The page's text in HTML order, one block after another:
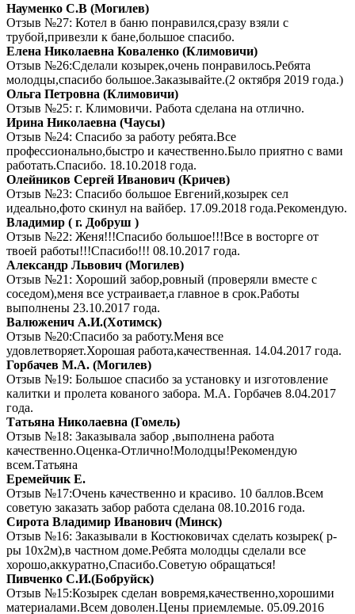
Науменко С.В (Могилев)
Отзыв №27: Котел в баню понравился,сразу взяли с
трубой,привезли к бане,большое спасибо.
Елена Николаевна Коваленко (Климовичи)
Отзыв №26:Сделали козырек,очень понравилось.Ребята
молодцы,спасибо большое.Заказывайте.(2 октября 2019 года.)
Ольга Петровна (Климовичи)
Отзыв №25: г. Климовичи. Работа сделана на отлично.
Ирина Николаевна (Чаусы)
Отзыв №24: Спасибо за работу ребята.Все
профессионально,быстро и качественно.Было приятно с вами
работать.Спасибо. 18.10.2018 года.
Олейников Сергей Иванович (Кричев)
Отзыв №23: Спасибо большое Евгений,козырек сел
идеально,фото скинул на вайбер. 17.09.2018 года.Рекомендую.
Владимир ( г. Добруш )
Отзыв №22: Женя!!!Спасибо большое!!!Все в восторге от
твоей работы!!!Спасибо!!! 08.10.2017 года.
Александр Львович (Могилев)
Отзыв №21: Хороший забор,ровный (проверяли вместе с
соседом),меня все устраивает,а главное в срок.Работы
выполнены 23.10.2017 года.
Валюженич А.И.(Хотимск)
Отзыв №20:Спасибо за работу.Меня все
удовлетворяет.Хорошая работа,качественная. 14.04.2017 года.
Горбачев М.А. (Могилев)
Отзыв №19: Большое спасибо за установку и изготовление
калитки и пролета кованого забора. М.А. Горбачев 8.04.2017
года.
Татьяна Николаевна (Гомель)
Отзыв №18: Заказывала забор ,выполнена работа
качественно.Оценка-Отлично!Молодцы!Рекомендую
всем.Татьяна
Еремейчик Е.
Отзыв №17:Очень качественно и красиво. 10 баллов.Всем
советую заказать забор работа сделана 08.10.2016 года.
Сирота Владимир Иванович (Минск)
Отзыв №16: Заказывали в Костюковичах сделать козырек( р-
ры 10х2м),в частном доме.Ребята молодцы сделали все
хорошо,аккуратно,Спасибо.Советую обращаться!
Пивченко С.И.(Бобруйск)
Отзыв №15:Козырек сделан вовремя,качественно,хорошими
материалами.Всем доволен.Цены приемлемые. 05.09.2016